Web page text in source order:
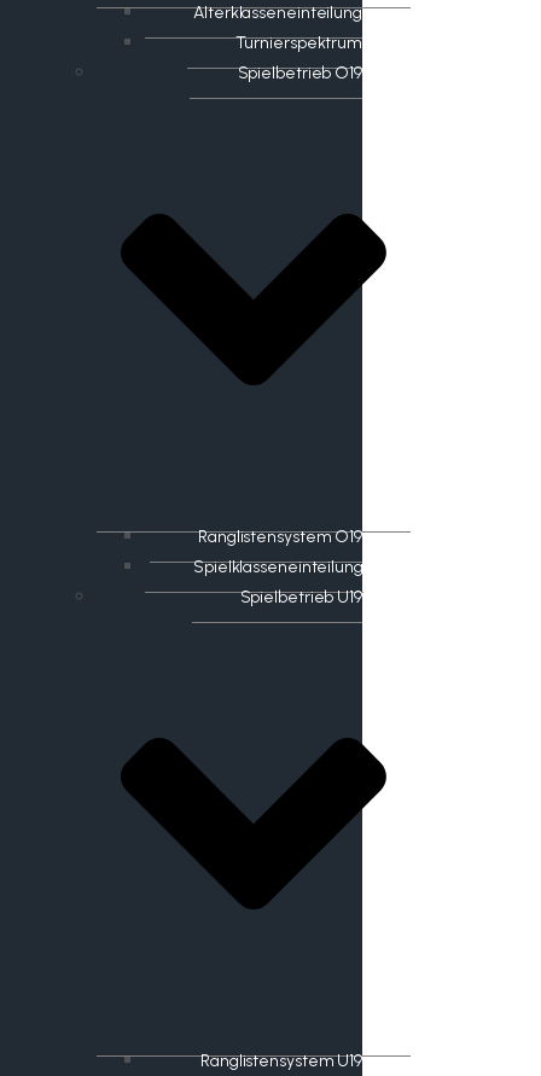
Alterklasseneinteilung
Turnierspektrum
Spielbetrieb O19
Ranglistensystem O19
Spielklasseneinteilung
Spielbetrieb U19
Ranglistensystem U19